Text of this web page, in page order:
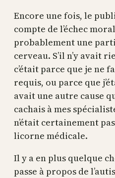
Encore une fois, le
compte de l’échec
probablement une
cerveau. S’il n’y avait
c’était parce que je ne
requis, ou parce que
avait une autre cause
cachais à mes
n’était certainement
licorne médicale.
Il y a en plus quelque
passe à propos de